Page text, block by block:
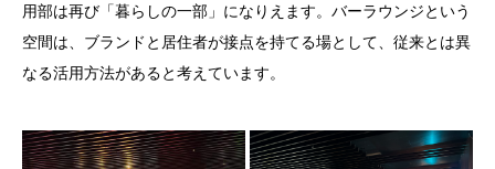
用部は再び「暮らしの一部」になりえます。バーラウンジという
空間は、ブランドと居住者が接点を持てる場として、従来とは異
なる活用方法があると考えています。